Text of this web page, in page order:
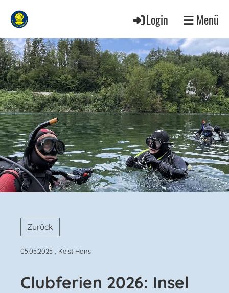
Login Menü
Zurück
05.05.2025 , Keist Hans
Clubferien 2026: Insel